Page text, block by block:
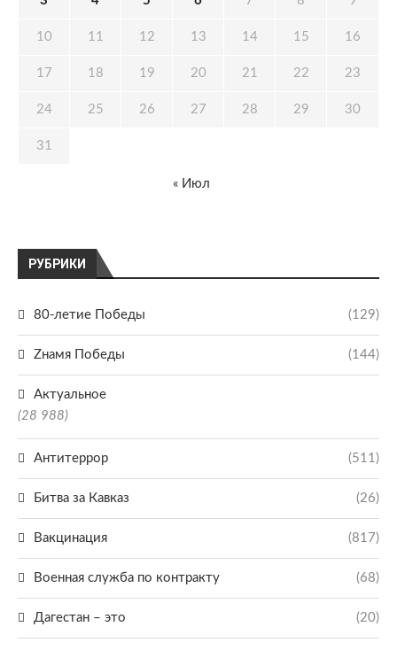
РУБРИКИ
80-летие Победы (129)
Zнамя Победы (144)
Актуальное
(28 988)
Антитеррор (511)
Битва за Кавказ (26)
Вакцинация (817)
Военная служба по контракту (68)
Дагестан – это (20)
10 11 12 13 14 15 16
17 18 19 20 21 22 23
24 25 26 27 28 29 30
31
« Июл